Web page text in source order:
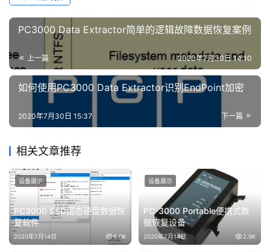
PC3000 Data Extractor简单的逻辑故障数据恢复案例
上一篇 2020年7月30日 14:10
如何使用PC3000 Data Extractor识别EndPoint加密
下一篇
2020年7月30日 15:37
相关文章推荐
PC3000 SSD固态硬盘数据恢
复软件
2020年7月14日 6.0K
设备展示
PC-3000 Portable便携式数
据恢复设备
2020年7月14日 2.9K
设备展示